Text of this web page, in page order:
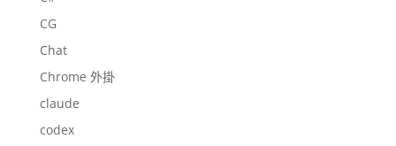
CG
Chat
Chrome 外掛
claude
codex